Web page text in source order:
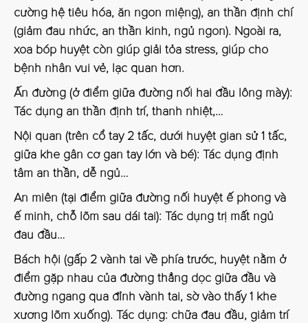
cường hệ tiêu hóa, ăn ngon miệng), an thần định chí
(giảm đau nhức, an thần kinh, ngủ ngon). Ngoài ra,
xoa bóp huyệt còn giúp giải tỏa stress, giúp cho
bệnh nhân vui vẻ, lạc quan hơn.
Ấn đường (ở điểm giữa đường nối hai đầu lông mày):
Tác dụng an thần định trí, thanh nhiệt,…
Nội quan (trên cổ tay 2 tấc, dưới huyệt gian sử 1 tấc,
giữa khe gân cơ gan tay lớn và bé): Tác dụng định
tâm an thần, dễ ngủ…
An miên (tại điểm giữa đường nối huyệt ế phong và
ế minh, chỗ lõm sau dái tai): Tác dụng trị mất ngủ
đau đầu…
Bách hội (gấp 2 vành tai về phía trước, huyệt nằm ở
điểm gặp nhau của đường thẳng dọc giữa đầu và
đường ngang qua đỉnh vành tai, sờ vào thấy 1 khe
xương lõm xuống). Tác dụng: chữa đau đầu, giảm trí